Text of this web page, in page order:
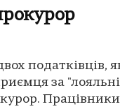
податківців,
за